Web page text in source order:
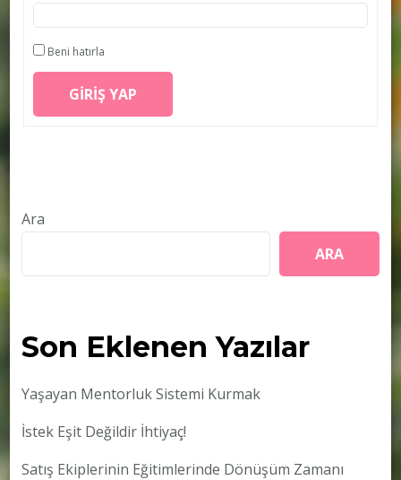
Beni hatırla
GIRIŞ YAP
Ara
ARA
Son Eklenen Yazılar
Yaşayan Mentorluk Sistemi Kurmak
İstek Eşit Değildir İhtiyaç!
Satış Ekiplerinin Eğitimlerinde Dönüşüm Zamanı